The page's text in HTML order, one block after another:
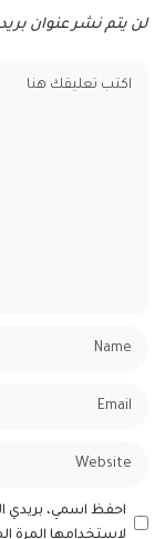
لن يتم نشر عنوان
احفظ اسمي، بريدي
لاستخدامها المرة